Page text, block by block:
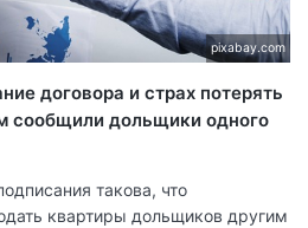
pixabay.com
договора и страх потерять
сообщили дольщики одного
такова, что
квартиры дольщиков другим